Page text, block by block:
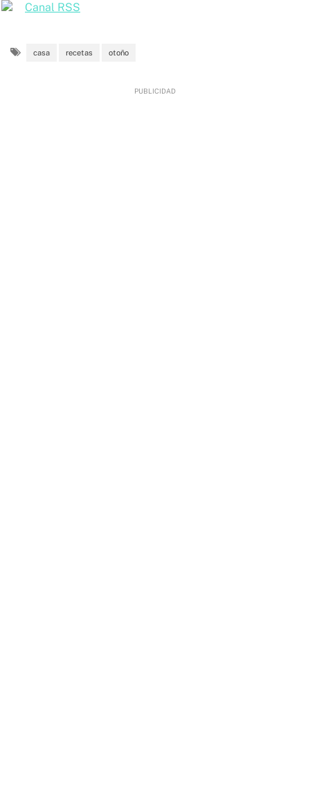
Canal RSS
casa recetas otoño